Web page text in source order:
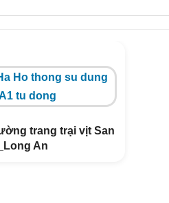
trang trại vịt San
An
SUẤT VÀ CHẤT
CÙNG NEMA2